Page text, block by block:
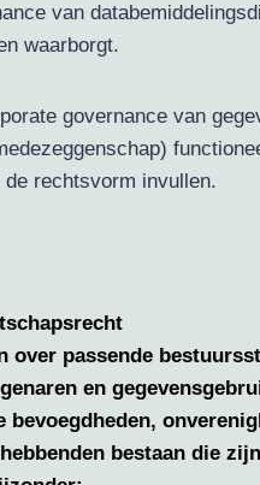
van
waarborgt.
governance van
rechtsvorm invullen.
over passende
en
bestaan die